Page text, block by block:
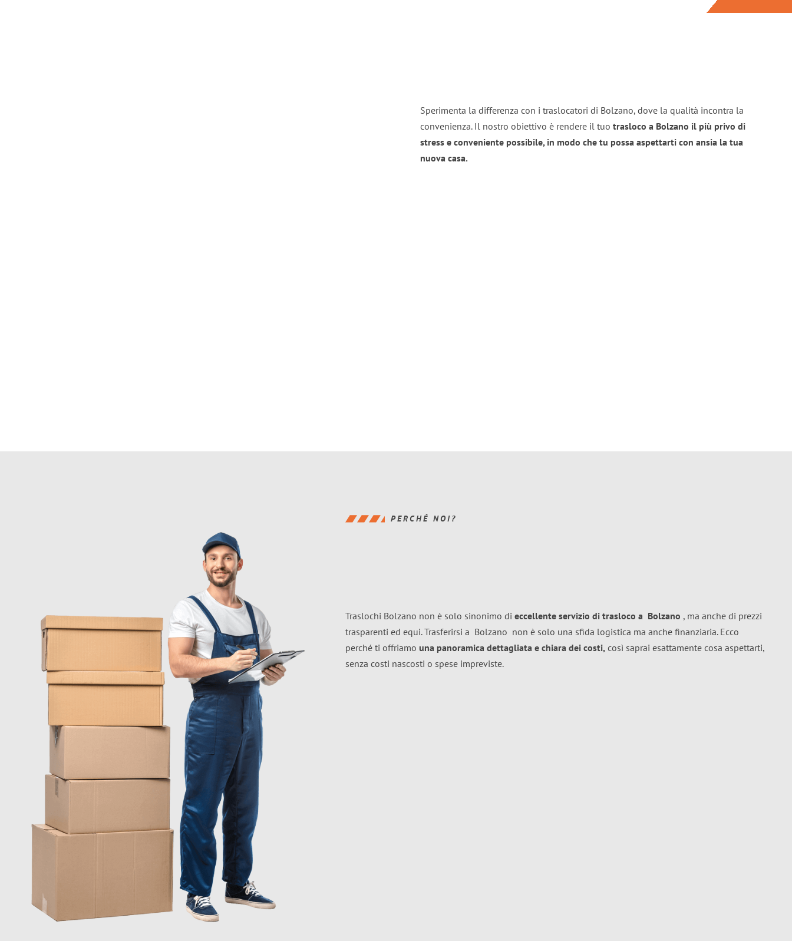
Sperimenta la differenza con i traslocatori di Bolzano, dove la qualità incontra la
convenienza. Il nostro obiettivo è rendere il tuo trasloco a Bolzano il più privo di
stress e conveniente possibile, in modo che tu possa aspettarti con ansia la tua
nuova casa.
PERCHÉ NOI?
Traslochi Bolzano non è solo sinonimo di eccellente servizio di trasloco a Bolzano , ma anche di prezzi
trasparenti ed equi. Trasferirsi a Bolzano non è solo una sfida logistica ma anche finanziaria. Ecco
perché ti offriamo una panoramica dettagliata e chiara dei costi, così saprai esattamente cosa aspettarti,
senza costi nascosti o spese impreviste.